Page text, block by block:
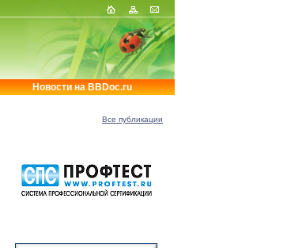
Новости на BBDoc.ru
Все публикации